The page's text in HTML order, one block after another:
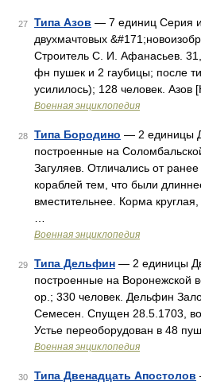
27 Типа Азов — 7 единиц Серия
двухмачтовых
Строитель С. И. Афанасьев.
фн пушек и 2 гаубицы; после
усилилось); 128 человек. Азов
Военная энциклопедия
28 Типа Бородино — 2 единицы
построенные на
Загуляев. Отличались от
кораблей тем, что были
вместительнее. Корма
Военная энциклопедия
29 Типа Дельфин — 2 единицы
построенные на Воронежской
ор.; 330 человек. Дельфин
Семесен. Спущен 28.5.1703,
Устье переоборудован в 48
Военная энциклопедия
30 Типа Двенадцать Апостолов